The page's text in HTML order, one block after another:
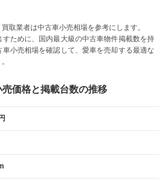
取業者は中古車小売相場を参考にします。
ために、国内最大級の中古車物件掲載数を持
小売相場を確認して、愛車を売却する最適な
価格と掲載台数の推移